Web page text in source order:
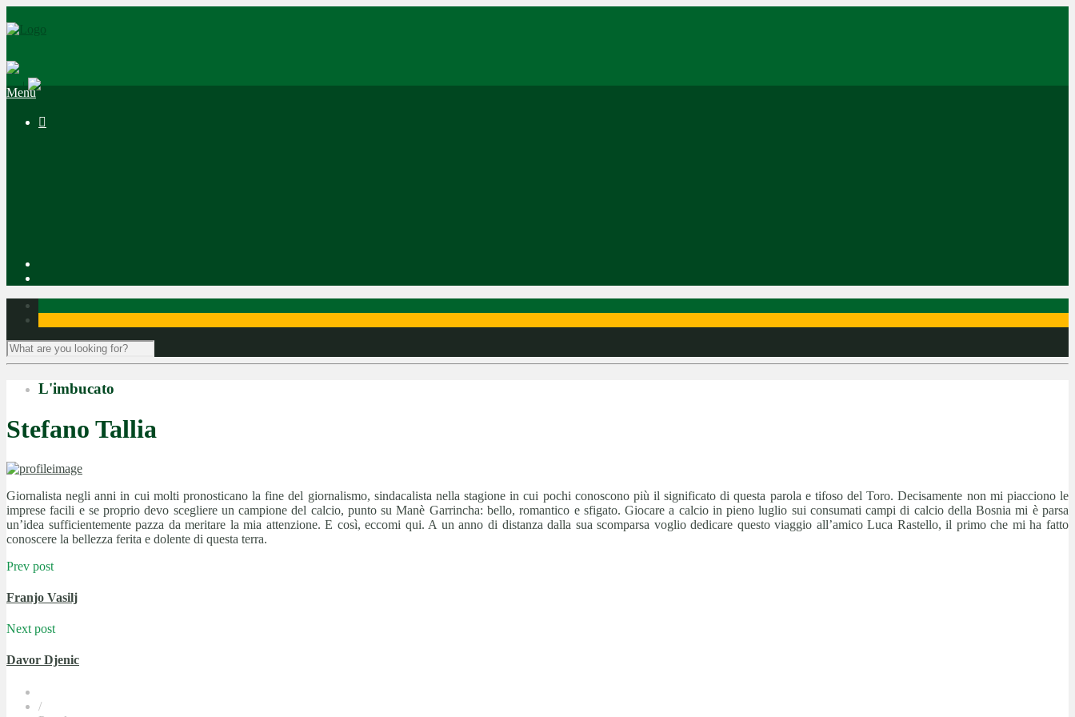
|
Menu

L'imbucato
Stefano Tallia
Giornalista negli anni in cui molti pronosticano la fine del giornalismo, sindacalista nella stagione in cui pochi conoscono più il significato di questa parola e tifoso del Toro. Decisamente non mi piacciono le
imprese facili e se proprio devo scegliere un campione del calcio, punto su Manè Garrincha: bello, romantico e sfigato. Giocare a calcio in pieno luglio sui consumati campi di calcio della Bosnia mi è parsa
un’idea sufficientemente pazza da meritare la mia attenzione. E così, eccomi qui. A un anno di distanza dalla sua scomparsa voglio dedicare questo viaggio all’amico Luca Rastello, il primo che mi ha fatto
conoscere la bellezza ferita e dolente di questa terra.
Prev post
Franjo Vasilj
Next post
Davor Djenic
/